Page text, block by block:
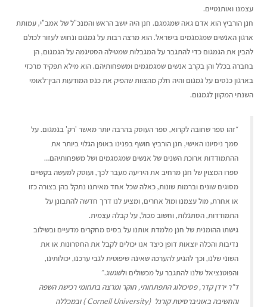
עצמנו ואותנטיים.
חנן הורביץ הוא אדם גאה שמגמגם. חנן היה יושב הראש והמנכ"ל של אמב"י, עמותת
ארגון האנשים שמגמגמים בישראל. הוא מרצה רבות על גמגום ונחוש לעזור לכולם
להבין את הגמגום כדי להתגבר על המגבלות שמטילה הסטיגמה על הגמגום, הן
בחברה בכלל והן בקרב אנשים שמגמגמים ומשפחותיהם. הוא מילא תפקיד מרכזי
בארגון כנסים על גמגום והיה חלק מהצוות שהפיק את כנס המודעות הבין־לאומי
השנתי המקוון לגמגום.
״זהו ספר שחובה לקרוא, ספר העוסק בהרבה יותר מאשר 'רק' בגמגום. על
סמך ניסיונו האישי, חנן הורביץ חושף בפנינו באופן הגלוי ביותר את
ההתמודדות ארוכת השנים של אנשים שמגמגמים ושל משפחותיהם…
ספרו המצוין של חנן מרחיב את היריעה מעבר לכך, ועוסק למעשה בקשיים
מסוגים שונים וברמות שונות, כאלה שכל אחד מאיתנו נתקל בהן בצורה כזו
או אחרת, מול עצמנו ומול אחרים, ומציע לנו דרך חדשה להתבונן על
התמודדות, הסתגלות, וחשוב מכול, על קבלה עצמית.
גישתו ההומנית של חנן מלמדת אותנו על בסיס מחקרים מדעיים ובשילוב
נדיבות והכלה יוצאות דופן כיצד אנו יכולים לקבל את החסרונות או את
השוני שלנו, וכך להגיע להערכה שאינה שיפוטית לגבי ערכנו, יכולותינו,
והפוטנציאל שלנו להתגבר על מכשולים ולשגשג.״
ד"ר ירדן קדר, פסיכולוג התפתחותי, חוקר ומרצה בתחומי רכישת השפה
והחשיבה באוניברסיטת קורנל (Cornell University ) ובמכללה